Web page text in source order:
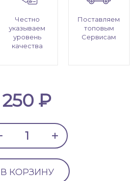
Честно
указываем
уровень
качества
Поставляем
топовым
Сервисам
250 ₽
В КОРЗИНУ